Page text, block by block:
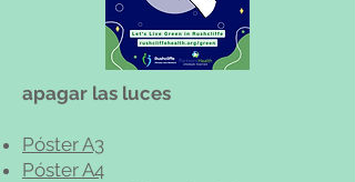
apagar las luces
Póster A3
Póster A4